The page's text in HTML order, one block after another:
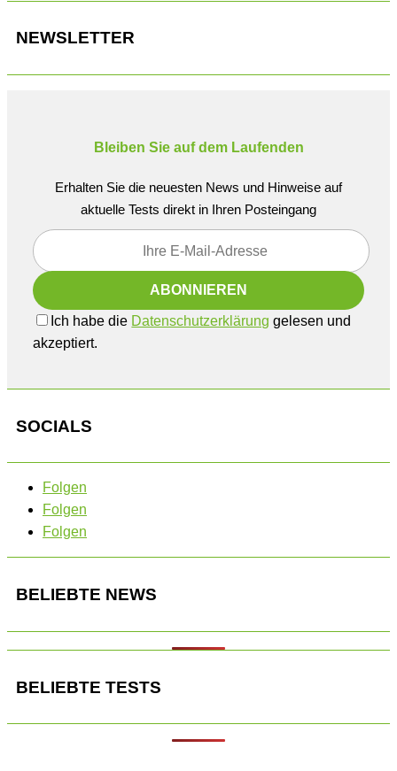
NEWSLETTER
Bleiben Sie auf dem Laufenden
Erhalten Sie die neuesten News und Hinweise auf
aktuelle Tests direkt in Ihren Posteingang
Ich habe die Datenschutzerklärung gelesen und
akzeptiert.
SOCIALS
Folgen
Folgen
Folgen
BELIEBTE NEWS
BELIEBTE TESTS